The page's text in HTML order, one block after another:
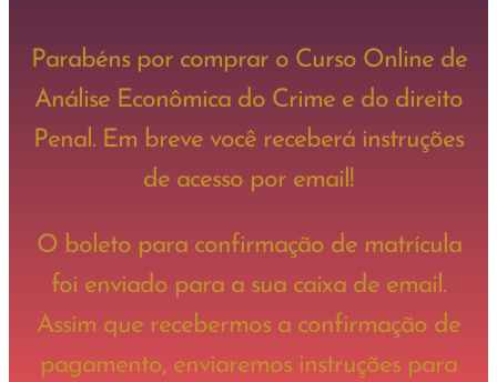
Parabéns por comprar o Curso Online de
Análise Econômica do Crime e do direito
Penal. Em breve você receberá instruções
de acesso por email!
O boleto para confirmação de matrícula
foi enviado para a sua caixa de email.
Assim que recebermos a confirmação de
pagamento, enviaremos instruções para